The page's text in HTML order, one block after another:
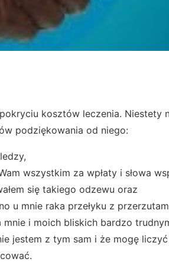
kosztów leczenia. Niestety
podziękowania od niego:
wszystkim za wpłaty i słowa
się takiego odzewu oraz
u mnie raka przełyku z
i moich bliskich bardzo
jestem z tym sam i że mogę liczyć